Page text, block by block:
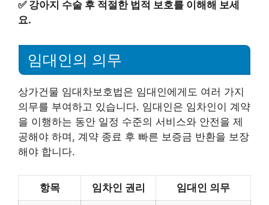
✅ 강아지 수술 후 적절한 법적 보호를 이해해 보세
요.
임대인의 의무
상가건물 임대차보호법은 임대인에게도 여러 가지
의무를 부여하고 있습니다. 임대인은 임차인이 계약
을 이행하는 동안 일정 수준의 서비스와 안전을 제
공해야 하며, 계약 종료 후 빠른 보증금 반환을 보장
해야 합니다.
항목 임차인 권리 임대인 의무